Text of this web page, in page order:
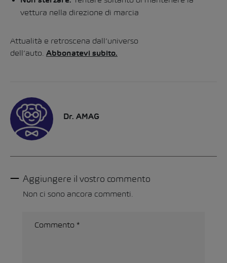
vettura nella direzione di marcia
Attualità e retroscena dall’universo
dell’auto.
Abbonatevi subito.
Dr. AMAG
Aggiungere il vostro commento
Non ci sono ancora commenti.